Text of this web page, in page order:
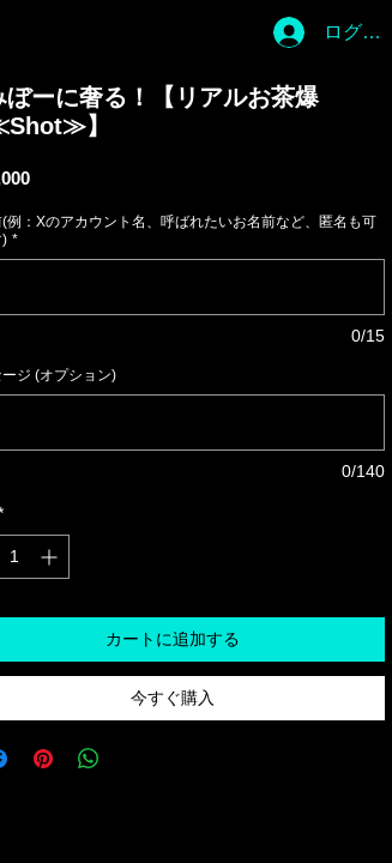
ログイン
ぼーに奢る！【リアルお茶爆
】
価
(例：Xのアカウント名、呼ばれたいお名前など、匿名も可
) *
0/15
ージ (オプション)
0/140
カートに追加する
今すぐ購入